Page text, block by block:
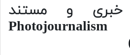
و مستند